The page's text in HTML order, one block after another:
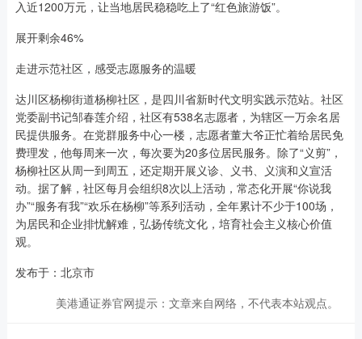
入近1200万元，让当地居民稳稳吃上了“红色旅游饭”。
展开剩余46%
走进示范社区，感受志愿服务的温暖
达川区杨柳街道杨柳社区，是四川省新时代文明实践示范站。社区
党委副书记邹春莲介绍，社区有538名志愿者，为辖区一万余名居
民提供服务。在党群服务中心一楼，志愿者董大爷正忙着给居民免
费理发，他每周来一次，每次要为20多位居民服务。除了“义剪”，
杨柳社区从周一到周五，还定期开展义诊、义书、义演和义宣活
动。据了解，社区每月会组织8次以上活动，常态化开展“你说我
办”“服务有我”“欢乐在杨柳”等系列活动，全年累计不少于100场，
为居民和企业排忧解难，弘扬传统文化，培育社会主义核心价值
观。
发布于：北京市
美港通证券官网提示：文章来自网络，不代表本站观点。